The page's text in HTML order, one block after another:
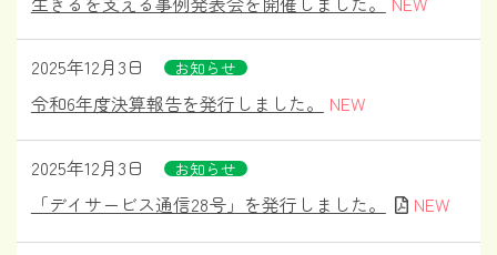
2025年12月3日 お知らせ
令和6年度決算報告を発行しました。
2025年12月3日 お知らせ
「デイサービス通信28号」を発行しました。